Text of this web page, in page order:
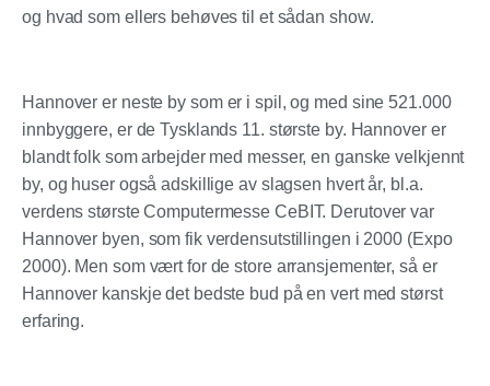
og hvad som ellers behøves til et sådan show.
Hannover er neste by som er i spil, og med sine 521.000
innbyggere, er de Tysklands 11. største by. Hannover er
blandt folk som arbejder med messer, en ganske velkjennt
by, og huser også adskillige av slagsen hvert år, bl.a.
verdens største Computermesse CeBIT. Derutover var
Hannover byen, som fik verdensutstillingen i 2000 (Expo
2000). Men som vært for de store arransjementer, så er
Hannover kanskje det bedste bud på en vert med størst
erfaring.